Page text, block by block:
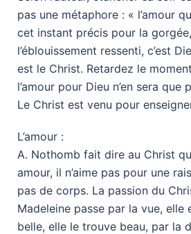
pas une métaphore : « l’amour
cet instant précis pour la gorgée,
l’éblouissement ressenti, c’est
est le Christ. Retardez le
l’amour pour Dieu n’en sera que
Le Christ est venu pour
L’amour :
A. Nothomb fait dire au Christ
amour, il n’aime pas pour une
pas de corps. La passion du
Madeleine passe par la vue, elle
belle, elle le trouve beau, par la